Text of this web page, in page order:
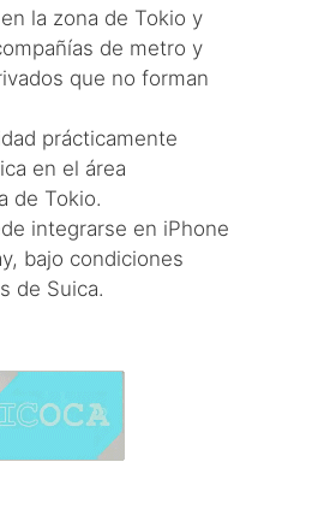
la zona de Tokio y
de metro y
que no forman
prácticamente
en el área
de Tokio.
integrarse en iPhone
bajo condiciones
de Suica.